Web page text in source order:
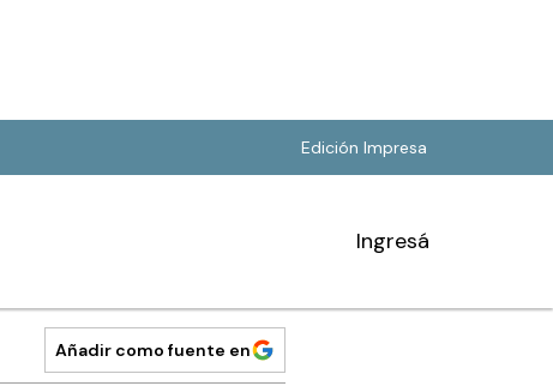
Edición Impresa
Ingresá
Añadir como fuente en